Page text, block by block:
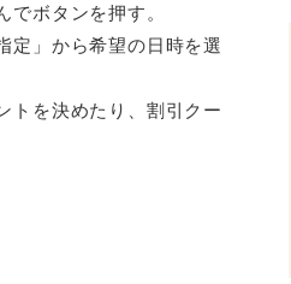
ボタンを押す。
定」から希望の日時を選
トを決めたり、割引クー